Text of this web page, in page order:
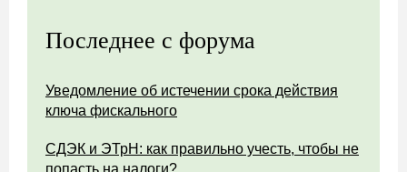
Последнее с форума
Уведомление об истечении срока действия
ключа фискального
СДЭК и ЭТрН: как правильно учесть, чтобы не